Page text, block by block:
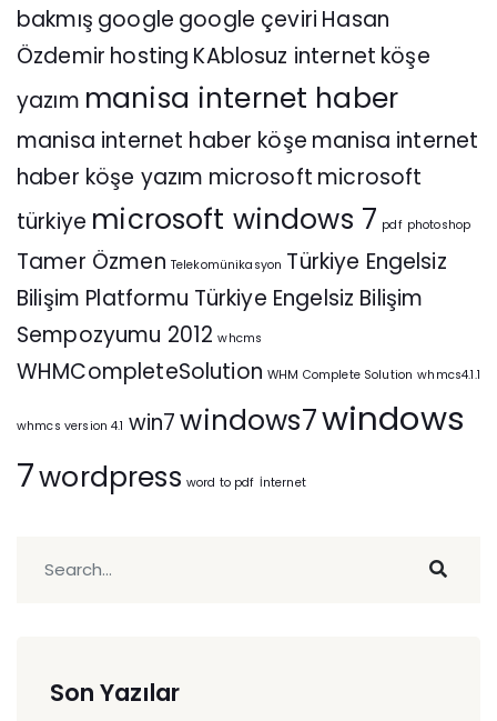
bakmış google google çeviri Hasan
Özdemir hosting KAblosuz internet köşe
yazım manisa internet haber
manisa internet haber köşe manisa internet
haber köşe yazım microsoft microsoft
türkiye microsoft windows 7 pdf photoshop
Tamer Özmen Telekomünikasyon Türkiye Engelsiz
Bilişim Platformu Türkiye Engelsiz Bilişim
Sempozyumu 2012 whcms
WHMCompleteSolution WHM Complete Solution whmcs4.1.1
whmcs version 4.1 win7 windows7windows
7wordpress word to pdf İnternet
Son Yazılar